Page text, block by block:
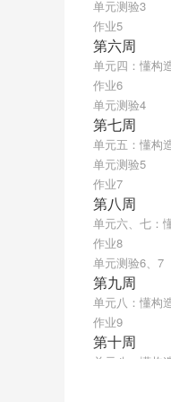
单元测验3
作业5
第六周
单元四：懂构
作业6
单元测验4
第七周
单元五：懂构
单元测验5
作业7
第八周
单元六、七：
作业8
单元测验6、7
第九周
单元八：懂构
作业9
第十周
单元八：懂构